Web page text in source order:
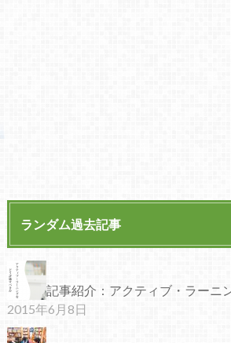
ランダム過去記事
記事紹介：アクティブ・ラーニ
2015年6月8日